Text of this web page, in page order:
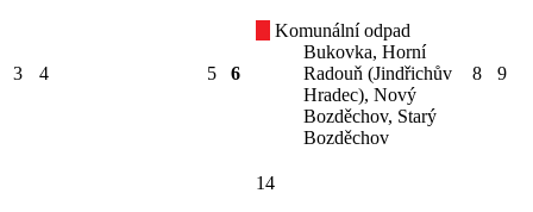
3 4 5 6
Komunální odpad
Bukovka, Horní
Radouň (Jindřichův
Hradec), Nový
Bozděchov, Starý
Bozděchov
8 9
14